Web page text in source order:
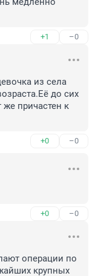
+1 –0
из села
до сих
причастен к
+0 –0
+0 –0
операции по
крупных